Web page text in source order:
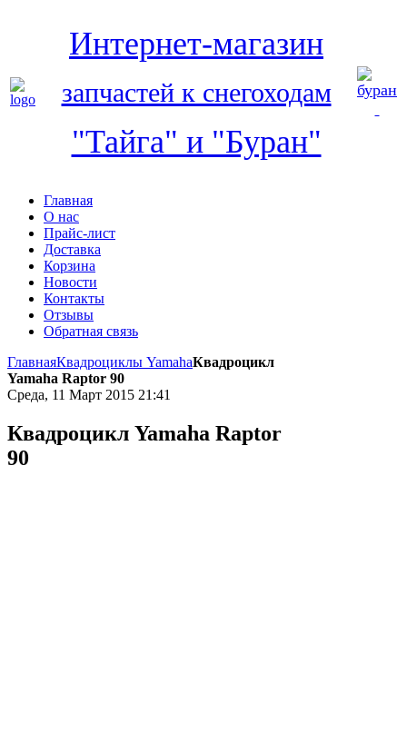
Интернет-магазин
запчастей к снегоходам
"Тайга" и "Буран"
Главная
О нас
Прайс-лист
Доставка
Корзина
Новости
Контакты
Отзывы
Обратная связь
ГлавнаяКвадроциклы YamahaКвадроцикл
Yamaha Raptor 90
Среда, 11 Март 2015 21:41
Квадроцикл Yamaha Raptor
90